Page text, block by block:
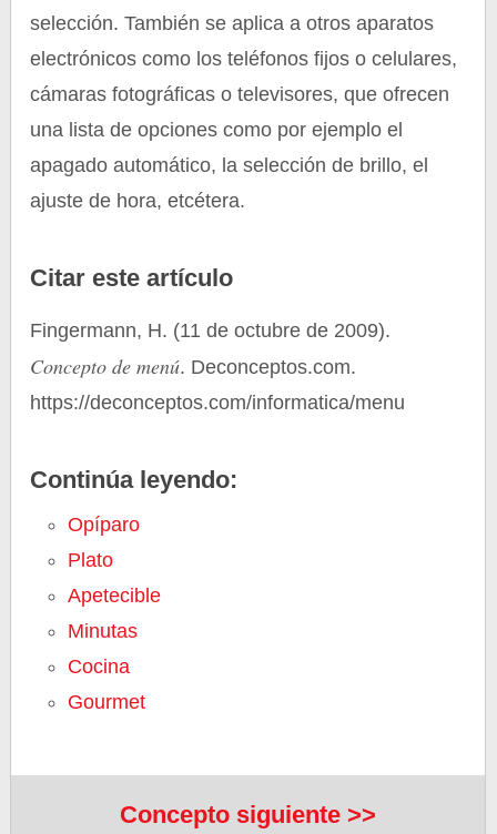
selección. También se aplica a otros aparatos
electrónicos como los teléfonos fijos o celulares,
cámaras fotográficas o televisores, que ofrecen
una lista de opciones como por ejemplo el
apagado automático, la selección de brillo, el
ajuste de hora, etcétera.
Citar este artículo
Fingermann, H. (11 de octubre de 2009).
Concepto de menú. Deconceptos.com.
https://deconceptos.com/informatica/menu
Continúa leyendo:
Opíparo
Plato
Apetecible
Minutas
Cocina
Gourmet
Concepto siguiente >>